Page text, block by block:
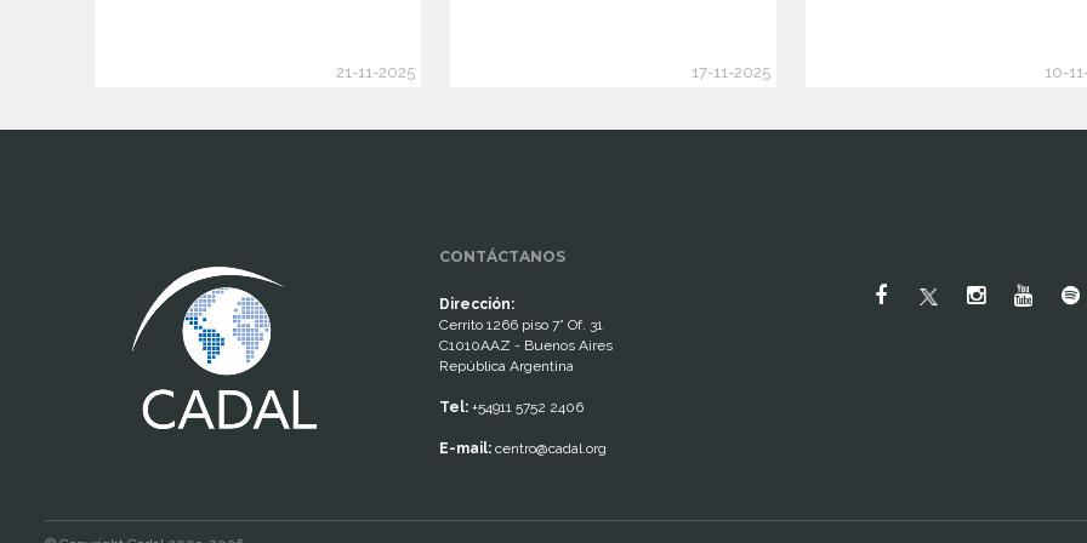
21-11-2025 17-11-2025 10-
CONTÁCTANOS
Dirección:
Cerrito 1266 piso 7° Of. 31
C1010AAZ - Buenos Aires
República Argentina
Tel: +54911 5752 2406
E-mail: centro@cadal.org